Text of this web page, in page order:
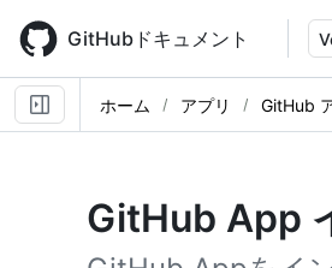
main
content
GitHubドキュメント
ホーム アプリ GitHub
GitHub App